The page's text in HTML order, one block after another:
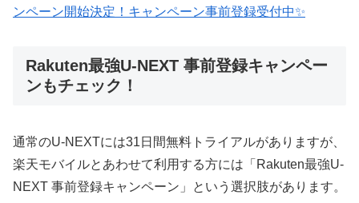
ンペーン開始決定！キャンペーン事前登録受付中✨
Rakuten最強U-NEXT 事前登録キャンペー
ンもチェック！
通常のU-NEXTには31日間無料トライアルがありますが、
楽天モバイルとあわせて利用する方には「Rakuten最強U-
NEXT 事前登録キャンペーン」という選択肢があります。